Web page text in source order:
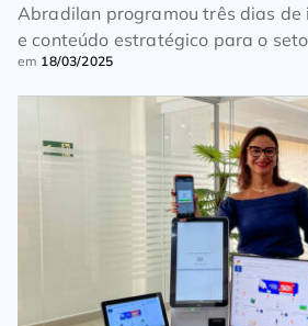
Abradilan programou três dias de
e conteúdo estratégico para o
em 18/03/2025